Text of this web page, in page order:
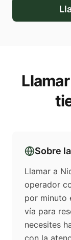
Sobre
Llamar a
operador
por minuto
vía para
necesites